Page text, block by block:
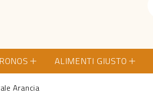
ALIMENTI GIUSTO
Arancia